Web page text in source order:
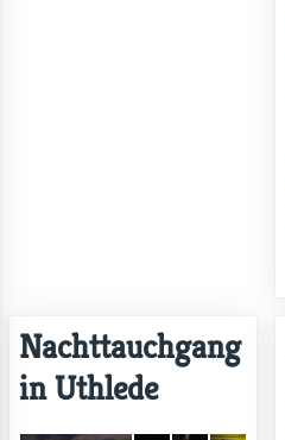
Nachttauchgang
in Uthlede